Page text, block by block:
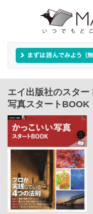
エイ出版社のスタ
写真スタートBOOK